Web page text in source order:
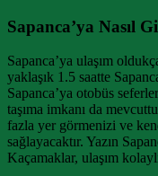
Sapanca’ya Nasıl
Sapanca’ya ulaşım
yaklaşık 1.5 saatte
Sapanca’ya otobüs
taşıma imkanı da
fazla yer görmenizi ve
sağlayacaktır. Yazın
Kaçamaklar, ulaşım